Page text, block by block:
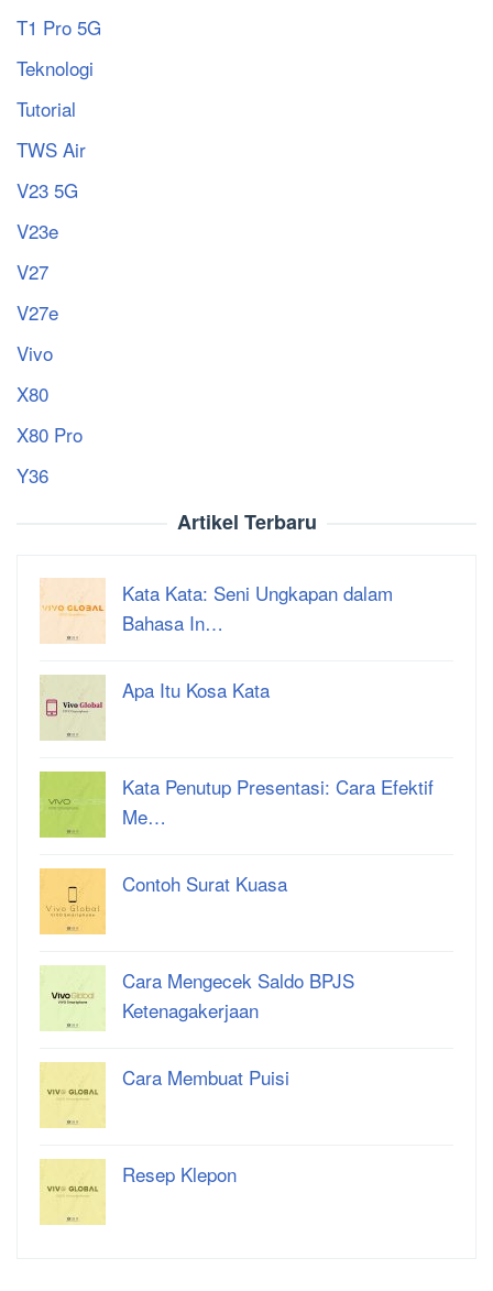
T1 Pro 5G
Teknologi
Tutorial
TWS Air
V23 5G
V23e
V27
V27e
Vivo
X80
X80 Pro
Y36
Artikel Terbaru
Kata Kata: Seni Ungkapan dalam
Bahasa In…
Apa Itu Kosa Kata
Kata Penutup Presentasi: Cara Efektif
Me…
Contoh Surat Kuasa
Cara Mengecek Saldo BPJS
Ketenagakerjaan
Cara Membuat Puisi
Resep Klepon